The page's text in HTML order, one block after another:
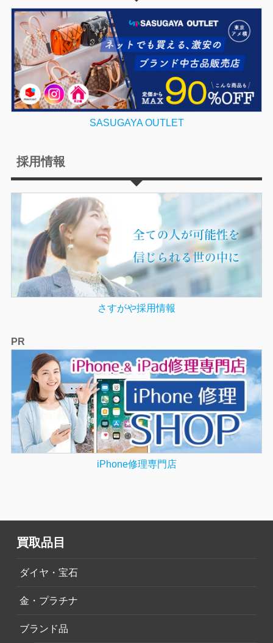
SASUGAYA OUTLET
採用情報
さすがや採用情報
PR
iPhone修理専門店
買取品目
ダイヤ・宝石
金・プラチナ
ブランド品